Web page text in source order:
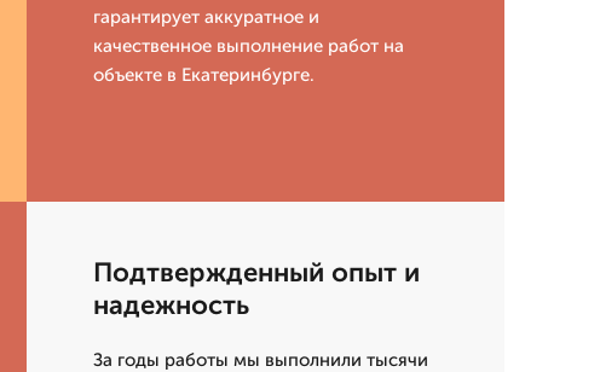
гарантирует аккуратное и
качественное выполнение работ на
объекте в Екатеринбурге.
Подтвержденный опыт и
надежность
За годы работы мы выполнили тысячи